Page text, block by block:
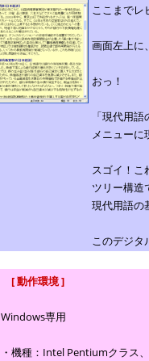
ここまでレ
画面左上に
おっ！
「現代用
メニューに
スゴイ！こ
ツリー構造
現代用語の
このデジタ
[ 動作環境 ]
Windows専用
・機種：Intel Pentiumクラス